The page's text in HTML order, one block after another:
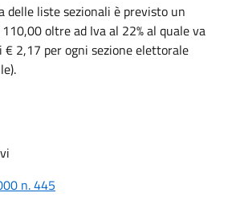
delle liste sezionali è previsto un
oltre ad Iva al 22% al quale va
2,17 per ogni sezione elettorale
n. 445